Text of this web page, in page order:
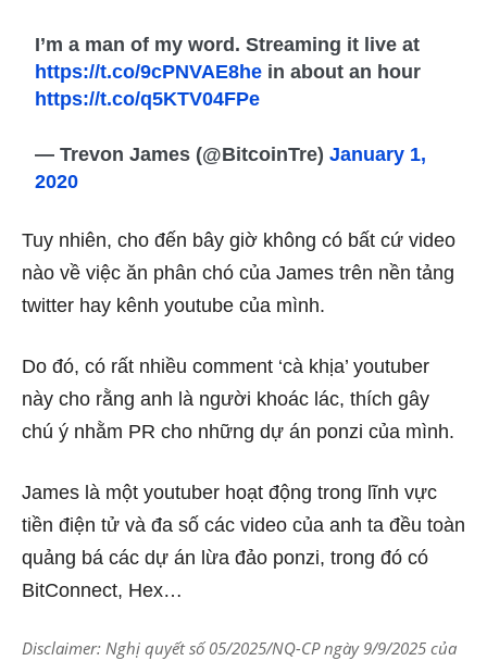
I’m a man of my word. Streaming it live at
https://t.co/9cPNVAE8he in about an hour
https://t.co/q5KTV04FPe
— Trevon James (@BitcoinTre)January 1,
2020
Tuy nhiên, cho đến bây giờ không có bất cứ video
nào về việc ăn phân chó của James trên nền tảng
twitter hay kênh youtube của mình.
Do đó, có rất nhiều comment ‘cà khịa’ youtuber
này cho rằng anh là người khoác lác, thích gây
chú ý nhằm PR cho những dự án ponzi của mình.
James là một youtuber hoạt động trong lĩnh vực
tiền điện tử và đa số các video của anh ta đều toàn
quảng bá các dự án lừa đảo ponzi, trong đó có
BitConnect, Hex…
Disclaimer: Nghị quyết số 05/2025/NQ-CP ngày 9/9/2025 của